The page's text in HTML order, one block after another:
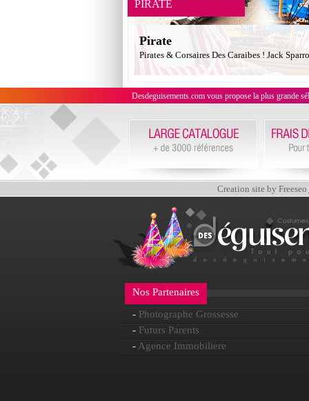
PIRATE
Pirate
Pirates & Corsaires Des Caraibes ! Jack
Desdeguisements.com vous propose la plus grande
Creation site by Freeseo
Nos Partenaires
- Photographe Grossesse
- Futurs Parents
- Agence Immobiliere